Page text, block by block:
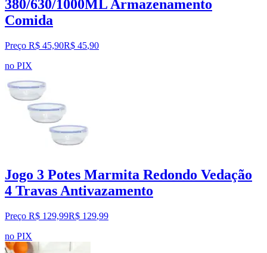
380/630/1000ML Armazenamento
Comida
Preço R$ 45,90R$ 45,90
no PIX
Jogo 3 Potes Marmita Redondo Vedação
4 Travas Antivazamento
Preço R$ 129,99R$ 129,99
no PIX